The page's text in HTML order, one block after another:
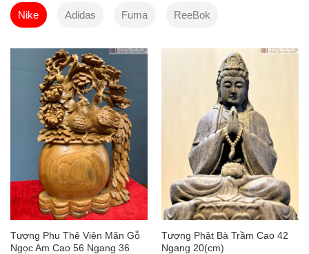
Nike Adidas Fuma ReeBok
Tượng Phu Thê Viên Mãn Gỗ
Ngọc Am Cao 56 Ngang 36
Tượng Phật Bà Trầm Cao 42
Ngang 20(cm)